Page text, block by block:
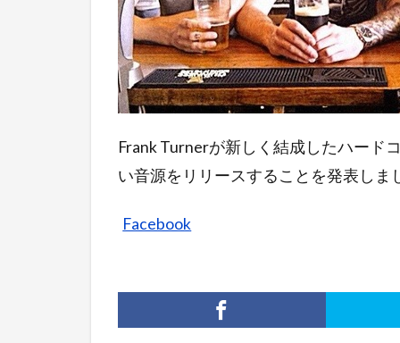
Frank Turnerが新しく結成したハード
い音源をリリースすることを発表しま
Facebook